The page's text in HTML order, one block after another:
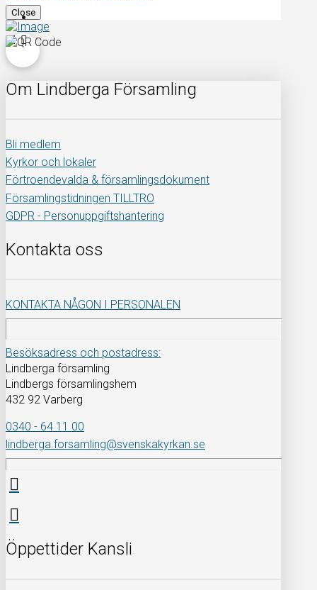
Close
Om Lindberga Församling
Bli medlem
Kyrkor och lokaler
Förtroendevalda & församlingsdokument
Församlingstidningen TILLTRO
GDPR - Personuppgiftshantering
Kontakta oss
KONTAKTA NÅGON I PERSONALEN
Besöksadress och postadress:
Lindberga församling
Lindbergs församlingshem
432 92 Varberg
0340 - 64 11 00
lindberga.forsamling@svenskakyrkan.se
Öppettider Kansli